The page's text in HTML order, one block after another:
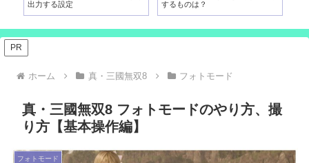
出力する設定
するものは？
PR
ホーム 真・三國無双8 フォトモード
真・三國無双8 フォトモードのやり方、撮
り方【基本操作編】
フォトモード